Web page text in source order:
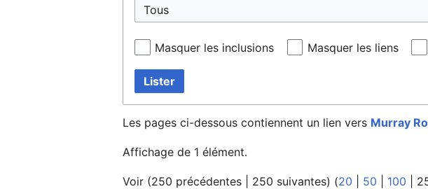
Masquer les inclusions Masquer les liens
Lister
Les pages ci-dessous contiennent un lien vers Murray
Affichage de 1 élément.
Voir (250 précédentes 250 suivantes) (20 50 100